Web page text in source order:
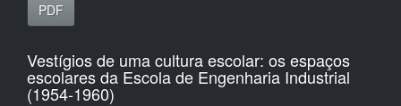
PDF
Vestígios de uma cultura escolar: os espaços
escolares da Escola de Engenharia Industrial
(1954-1960)